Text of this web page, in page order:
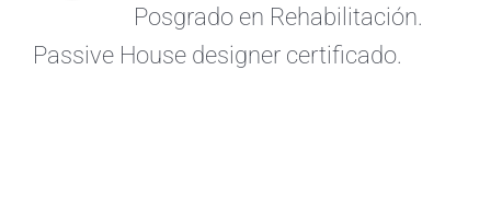
Posgrado en Rehabilitación.
Passive House designer certificado.